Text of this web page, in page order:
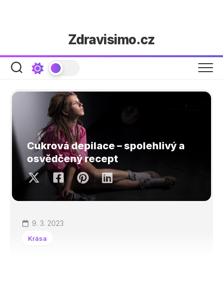
Zdravisimo.cz
Cukrová depilace – spolehlivý a
osvědčený recept
9. 3. 2023
Krása